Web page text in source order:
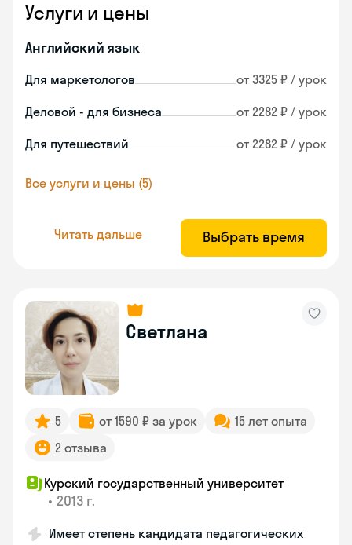
Услуги и цены
Английский язык
Для маркетологов от 3325 ₽ / урок
Деловой - для бизнеса от 2282 ₽ / урок
Для путешествий от 2282 ₽ / урок
Все услуги и цены (5)
Читать дальше Выбрать время
Светлана
5 от 1590 ₽ за урок
15 лет опыта
2 отзыва
Курский государственный университет
• 2013 г.
Имеет степень кандидата педагогических